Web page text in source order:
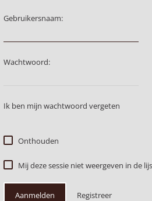
Gebruikersnaam:
Wachtwoord:
Ik ben mijn wachtwoord vergeten
Onthouden
Mij deze sessie niet weergeven in de
Aanmelden Registreer